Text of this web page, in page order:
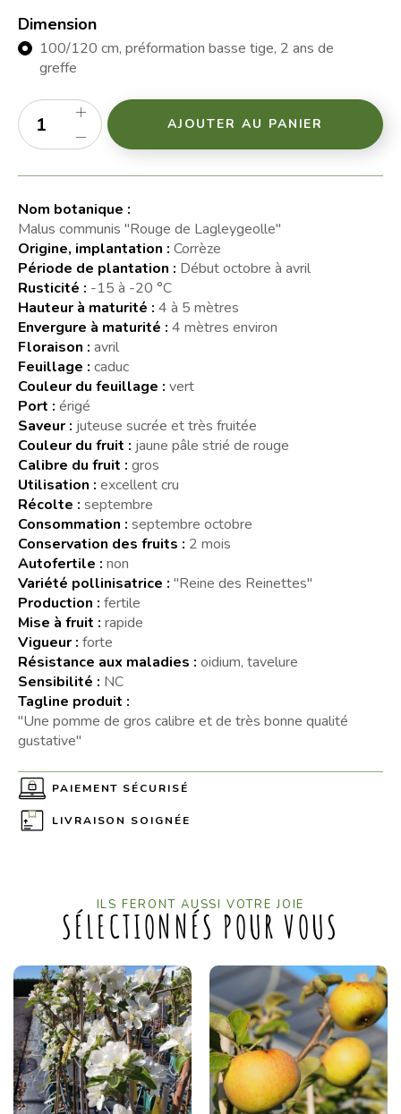
Dimension
100/120 cm, préformation basse tige, 2 ans de
greffe
AJOUTER AU PANIER
Nom botanique :
Malus communis "Rouge de Lagleygeolle"
Origine, implantation : Corrèze
Période de plantation : Début octobre à avril
Rusticité : -15 à -20 °C
Hauteur à maturité : 4 à 5 mètres
Envergure à maturité : 4 mètres environ
Floraison : avril
Feuillage : caduc
Couleur du feuillage : vert
Port : érigé
Saveur : juteuse sucrée et très fruitée
Couleur du fruit : jaune pâle strié de rouge
Calibre du fruit : gros
Utilisation : excellent cru
Récolte : septembre
Consommation : septembre octobre
Conservation des fruits : 2 mois
Autofertile : non
Variété pollinisatrice : "Reine des Reinettes"
Production : fertile
Mise à fruit : rapide
Vigueur : forte
Résistance aux maladies : oidium, tavelure
Sensibilité : NC
Tagline produit :
"Une pomme de gros calibre et de très bonne qualité
gustative"
PAIEMENT SÉCURISÉ
LIVRAISON SOIGNÉE
ILS FERONT AUSSI VOTRE JOIE
SÉLECTIONNÉS POUR VOUS